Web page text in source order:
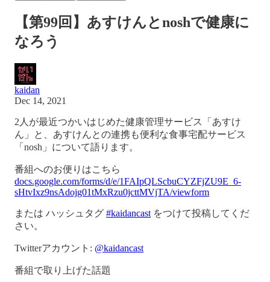
【第99回】あすけんとnoshで健康に
なろう
kaidan
Dec 14, 2021
2人が最近つかいはじめた健康管理サービス「あすけ
ん」と、あすけんとの連携も便利な食事宅配サービス
「nosh」について語ります。
番組へのお便りはこちら
docs.google.com/forms/d/e/1FAIpQLScbuCYZFjZU9E_6-
sHtvIxz9nsAdojg01tMxRzu0jcttMVjTA/viewform
または ハッシュタグ #kaidancast をつけて投稿してくだ
さい。
Twitterアカウント: @kaidancast
番組で取り上げた話題